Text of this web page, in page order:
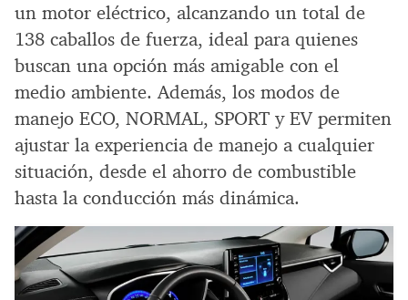
un motor eléctrico, alcanzando un total de
138 caballos de fuerza, ideal para quienes
buscan una opción más amigable con el
medio ambiente. Además, los modos de
manejo ECO, NORMAL, SPORT y EV permiten
ajustar la experiencia de manejo a cualquier
situación, desde el ahorro de combustible
hasta la conducción más dinámica.